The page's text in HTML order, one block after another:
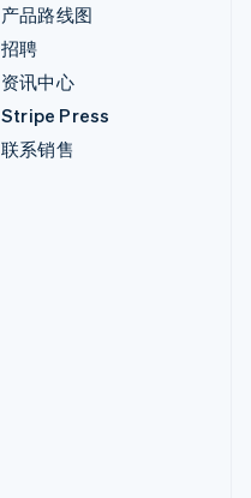
产品路线图
招聘
资讯中心
Stripe Press
联系销售